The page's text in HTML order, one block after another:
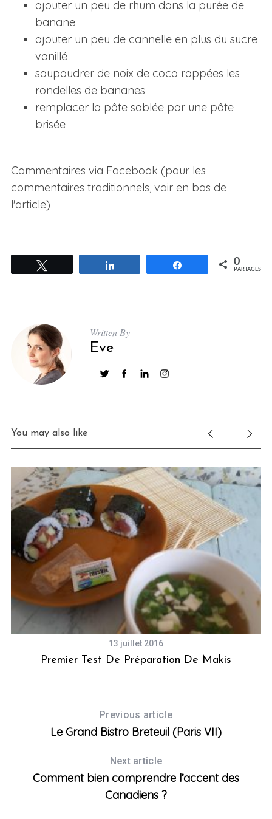
ajouter un peu de rhum dans la purée de
banane
ajouter un peu de cannelle en plus du sucre
vanillé
saupoudrer de noix de coco rappées les
rondelles de bananes
remplacer la pâte sablée par une pâte
brisée
Commentaires via Facebook (pour les
commentaires traditionnels, voir en bas de
l'article)
Partagez 0
PARTAGES
Written By
Eve
You may also like
13 juillet 2016
Premier Test De Préparation De Makis
Previous article
Le Grand Bistro Breteuil (Paris VII)
Next article
Comment bien comprendre l’accent des
Canadiens ?